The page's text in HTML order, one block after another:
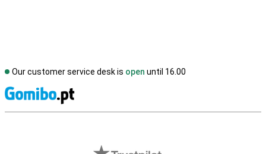
Our customer service desk is open until 16.00